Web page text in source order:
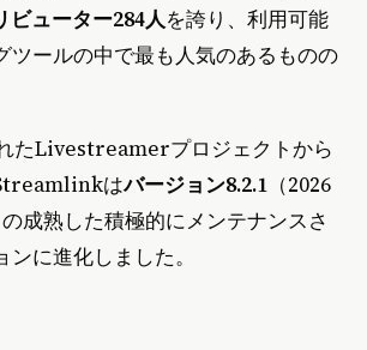
ビューター284人を誇り、利用可能
ツールの中で最も人気のあるものの
たLivestreamerプロジェクトから
はバージョン8.2.1 （2026
成熟した積極的にメンテナンスさ
に進化しました。